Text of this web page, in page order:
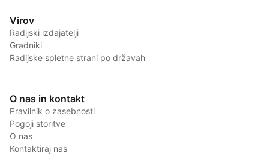
Virov
Radijski izdajatelji
Gradniki
Radijske spletne strani po državah
O nas in kontakt
Pravilnik o zasebnosti
Pogoji storitve
O nas
Kontaktiraj nas